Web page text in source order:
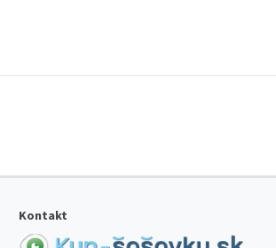
Kontakt